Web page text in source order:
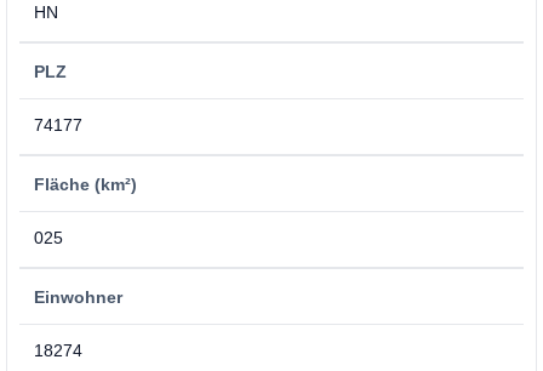
HN
PLZ
74177
Fläche (km²)
025
Einwohner
18274